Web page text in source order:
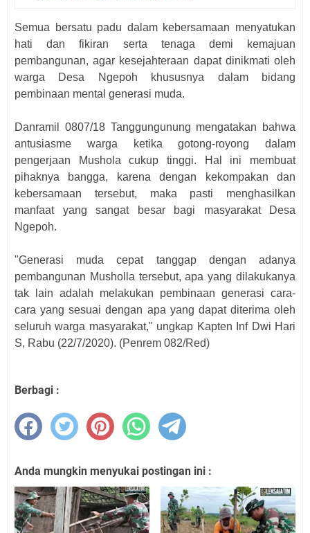
Semua bersatu padu dalam kebersamaan menyatukan
hati dan fikiran serta tenaga demi kemajuan
pembangunan, agar kesejahteraan dapat dinikmati oleh
warga Desa Ngepoh khususnya dalam bidang
pembinaan mental generasi muda.
Danramil 0807/18 Tanggungunung mengatakan bahwa
antusiasme warga ketika gotong-royong dalam
pengerjaan Mushola cukup tinggi. Hal ini membuat
pihaknya bangga, karena dengan kekompakan dan
kebersamaan tersebut, maka pasti menghasilkan
manfaat yang sangat besar bagi masyarakat Desa
Ngepoh.
"Generasi muda cepat tanggap dengan adanya
pembangunan Musholla tersebut, apa yang dilakukanya
tak lain adalah melakukan pembinaan generasi cara-
cara yang sesuai dengan apa yang dapat diterima oleh
seluruh warga masyarakat," ungkap Kapten Inf Dwi Hari
S, Rabu (22/7/2020). (Penrem 082/Red)
Berbagi :
Anda mungkin menyukai postingan ini :